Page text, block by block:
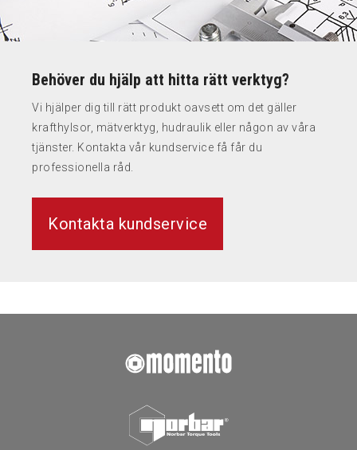
Behöver du hjälp att hitta rätt verktyg?
Vi hjälper dig till rätt produkt oavsett om det gäller
krafthylsor, mätverktyg, hudraulik eller någon av våra
tjänster. Kontakta vår kundservice få får du
professionella råd.
Kontakta kundservice